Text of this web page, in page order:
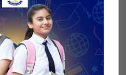
दिदी बहिनीहरुको जीवन
सामाजिक उद्यमी सहकारी नै
कतव्य निष्ठ र अनुभव सगाल्दै